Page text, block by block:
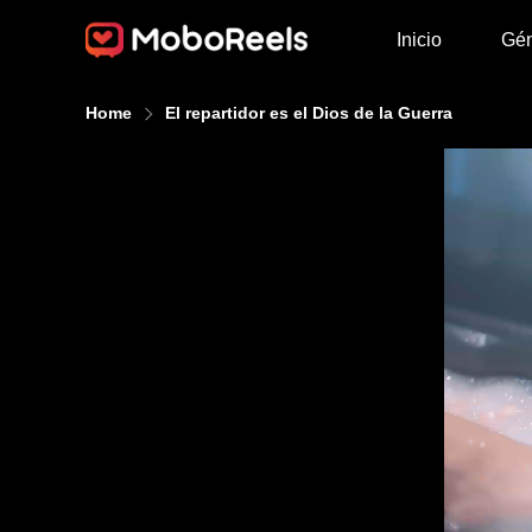
Inicio
Home El repartidor es el Dios de la Guerra